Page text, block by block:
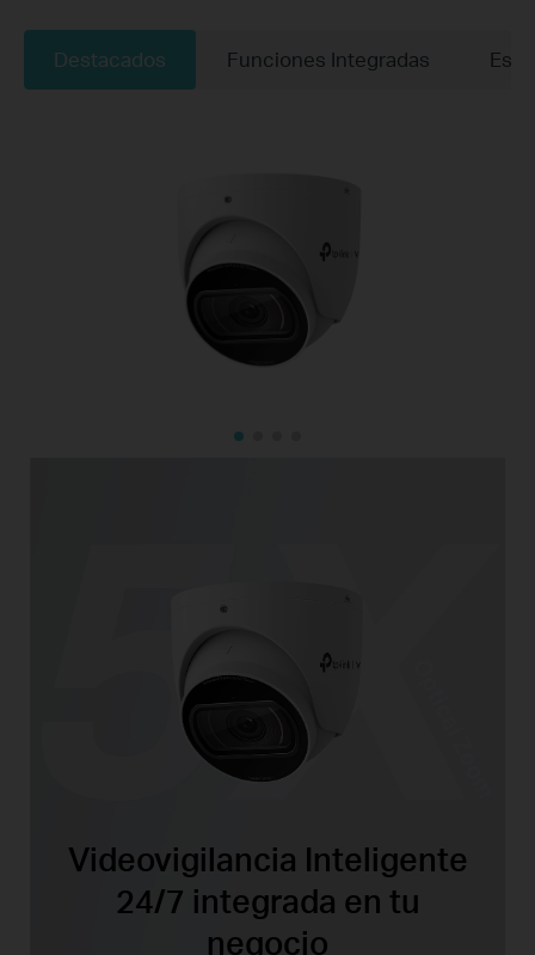
Destacados Funciones Integradas
Videovigilancia Inteligente
24/7 integrada en tu
negocio